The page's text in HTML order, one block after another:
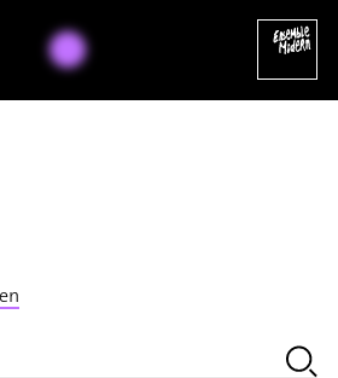
Moving I für Oboe & Zuspiel